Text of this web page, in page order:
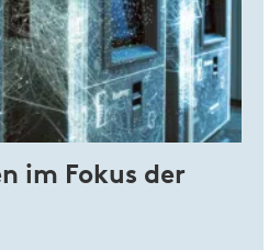
im Fokus der